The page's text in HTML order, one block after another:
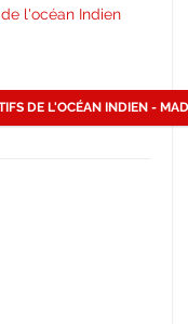
l'océan Indien
DE L'OCÉAN INDIEN -